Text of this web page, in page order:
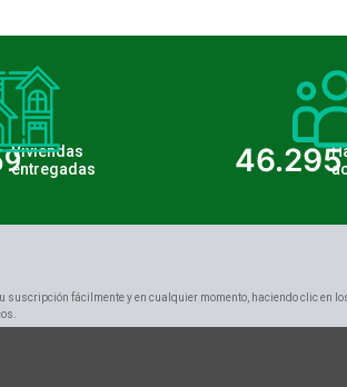
Viviendas
entregadas
46.295
fácilmente y en cualquier momento, haciendo clic en